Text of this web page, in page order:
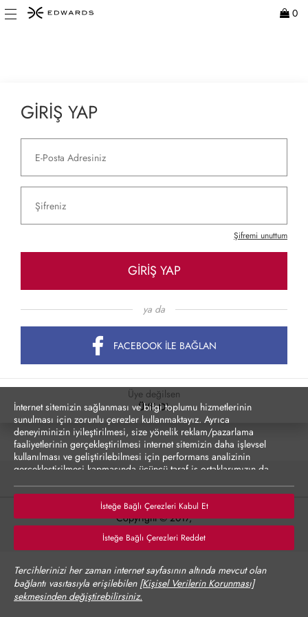
İnternet sitemizin sağlanması ve bilgi toplumu hizmetlerinin
sunulması için zorunlu çerezler kullanmaktayız. Ayrıca
deneyiminizin iyileştirilmesi, size yönelik reklam/pazarlama
faaliyetlerinin gerçekleştirilmesi internet sitemizin daha işlevsel
kullanılması ve geliştirilebilmesi için performans analizinin
gerçekleştirilmesi kapmasında üçüncü taraf iş ortaklarımızın da
çerezler onay vermediğiniz durumlarda kullanılmayacaktır.
Çerezler vasıtasıyla kişisel verilerinizin yurt dışına aktarımına
yönelik bilgiler Çerez Detayları altında sunulmakta olup,
tercihlerinize göre kişisel verileriniz yurt dışına aktarılabilecektir.
incelemenizi rica ederiz.
Verilerinizin size yönelik reklam/pazarlama faaliyetlerinin
gerçekleştirilmesi, internet sitesinin daha işlevsel kılınması ve
kişiselleştirme (gizlilik tercihiniz ayrı olmak üzere diğer
tercihlerinizin siteye tekrar girdiğinizde hatırlanmasını sağlamak)
İsteğe Bağlı Çerezleri Kabul Et
İsteğe Bağlı Çerezleri Reddet
Tercihlerinizi her zaman internet sayfasının altında mevcut olan
bağlantı vasıtasıyla erişilebilen [Kişisel Verilerin Korunması]
sekmesinden değiştirebilirsiniz.
0
GİRİŞ YAP
Şifremi unuttum
GİRİŞ YAP
ya da
FACEBOOK İLE BAĞLAN
Üye değilsen
ÜYE OL
Copyright © 2017,
Tüm hakları saklıdır.